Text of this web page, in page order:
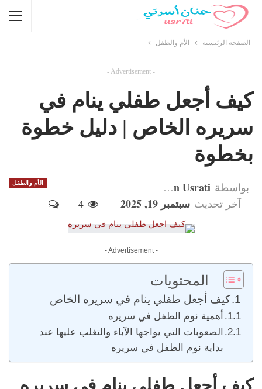
الصفحة الرئيسية الأم والطفل
- Advertisement -
كيف أجعل طفلي ينام في
سريره الخاص | دليل خطوة
بخطوة
الأم والطفل بواسطة Hanan Usrati
آخر تحديث سبتمبر 19, 2025
- Advertisement -
المحتويات
كيف أجعل طفلي ينام في سريره الخاص
أهمية نوم الطفل في سريره
الصعوبات التي يواجها الآباء والتغلب عليها عند
بداية نوم الطفل في سريره